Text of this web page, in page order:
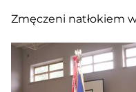
Zmęczeni natłokiem